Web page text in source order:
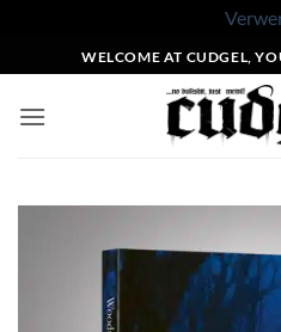
Inhalt
springen
WELCOME AT CUDGEL,